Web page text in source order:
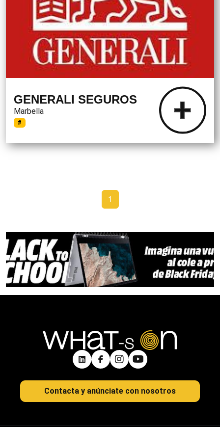
GENERALI SEGUROS
Marbella
#
1
Contacta y anúnciate con nosotros